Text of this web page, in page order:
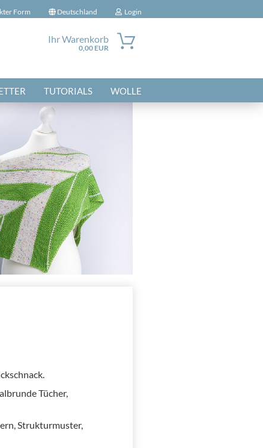
Form Deutschland Login
erstellen
vergessen?
Ihr Warenkorb
0,00 EUR
TUTORIALS WOLLE
Tücher,
Strukturmuster,